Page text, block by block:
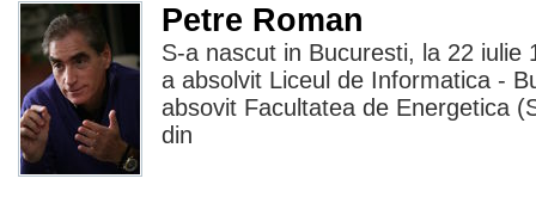
Petre Roman
S-a nascut in Bucuresti, la 22 iulie
a absolvit Liceul de Informatica -
absovit Facultatea de Energetica
din